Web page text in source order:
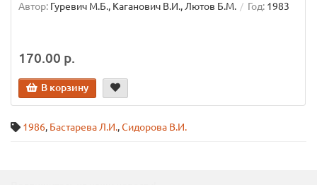
Автор: Гуревич М.Б., Каганович В.И., Лютов Б.М. Год: 1983
170.00 р.
В корзину
1986, Бастарева Л.И.,Сидорова В.И.